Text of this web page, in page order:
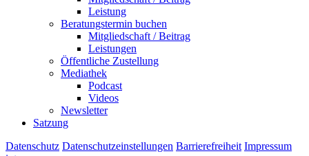
Leistung
Beratungstermin buchen
Mitgliedschaft / Beitrag
Leistungen
Öffentliche Zustellung
Mediathek
Podcast
Videos
Newsletter
Satzung
Datenschutz Datenschutzeinstellungen Barrierefreiheit Impressum